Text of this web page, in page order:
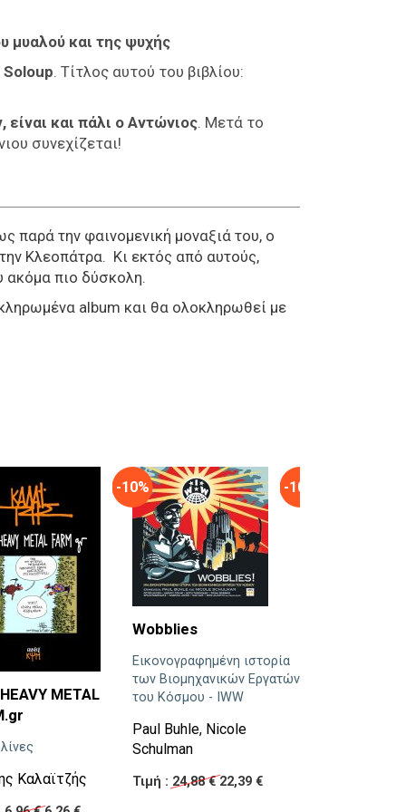
μυαλού και της ψυχής
Soloup. Τίτλος αυτού του βιβλίου:
και πάλι ο Αντώνιος. Μετά το
συνεχίζεται!
παρά την φαινομενική μοναξιά του, ο
Κλεοπάτρα. Κι εκτός από αυτούς,
ακόμα πιο δύσκολη.
album και θα ολοκληρωθεί με
METAL
Καλαϊτζής
-10%
Wobblies
Εικονογραφημένη ιστορία
των Βιομηχανικών Εργατών
του Κόσμου - IWW
Paul Buhle, Nicole
Schulman
Τιμή : 24,88 €22,39 €
-10%